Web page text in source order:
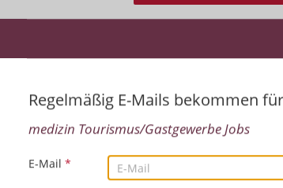
Regelmäßig E-Mails bekommen für
medizin Tourismus/Gastgewerbe Jobs
E-Mail *
Kundenberater Reiseversicherung (m/w/d) –
München, Deutschland
Finanz-/Bankwesen/Versicherungen | Medizin/
Tourismus/Gastgewerbe | Deutsch